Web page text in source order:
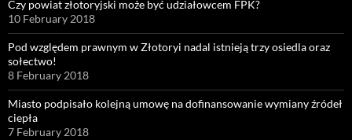
Czy powiat złotoryjski może być udziałowcem FPK?
10 February 2018
Pod względem prawnym w Złotoryi nadal istnieją trzy osiedla oraz
sołectwo!
8 February 2018
Miasto podpisało kolejną umowę na dofinansowanie wymiany źródeł
ciepła
7 February 2018